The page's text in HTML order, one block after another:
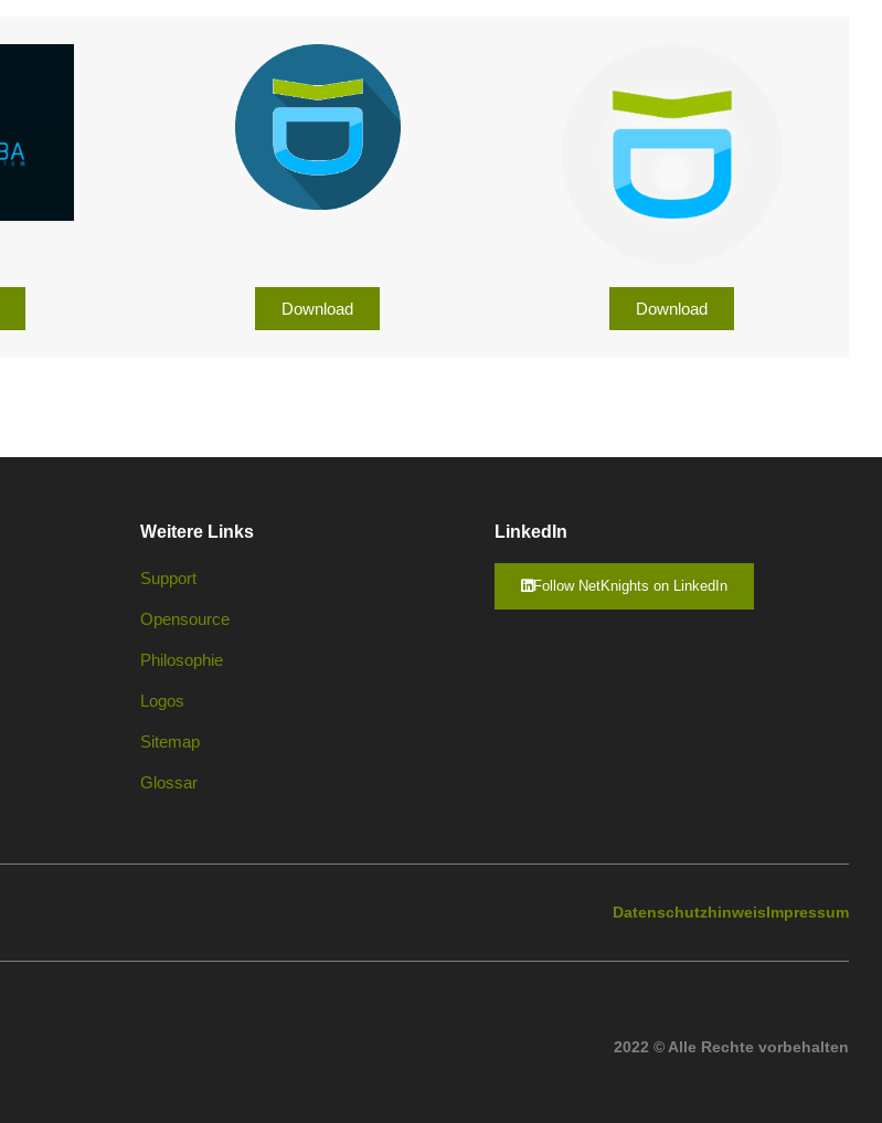
Download Download
Weitere Links
Support
Opensource
Philosophie
Logos
Sitemap
Glossar
LinkedIn
Follow NetKnights on LinkedIn
DatenschutzhinweisImpressum
2022 © Alle Rechte vorbehalten